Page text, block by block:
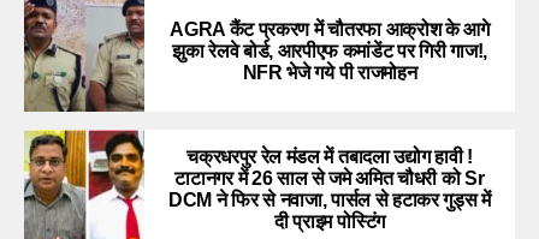
AGRA कैंट प्रकरण में चौतरफा आक्रोश के आगे
झुका रेलवे बोर्ड, आरपीएफ कमांडेंट पर गिरी गाज!,
NFR भेजे गये पी राजमोहन
चक्रधरपुर रेल मंडल में तबादला उद्योग हावी !
टाटानगर में 26 साल से जमे अमित चौधरी को Sr
DCM ने फिर से नवाजा, पार्सल से हटाकर गुड्स में
दी प्राइम पोस्टिंग